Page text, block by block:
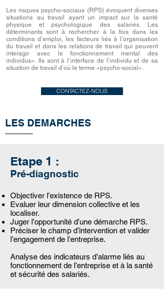
Les risques psycho-sociaux (RPS) évoquent diverses
situations au travail ayant un impact sur la santé
physique et psychologique des salariés. Les
déterminants sont à rechercher à la fois dans les
conditions d’emploi, les facteurs liés à l’organisation
du travail et dans les relations de travail qui peuvent
interagir avec le fonctionnement mental des
individus». Ils sont à l’interface de l’individu et de sa
situation de travail d’où le terme «psycho-social».
CONTACTEZ-NOUS
LES DEMARCHES
Etape 1 :
Pré-diagnostic
Objectiver l’existence de RPS.
Evaluer leur dimension collective et les
localiser.
Juger l’opportunité d’une démarche RPS.
Préciser le champ d’intervention et valider
l’engagement de l’entreprise.
Analyse des indicateurs d’alarme liés au
fonctionnement de l’entreprise et à la santé
et sécurité des salariés.